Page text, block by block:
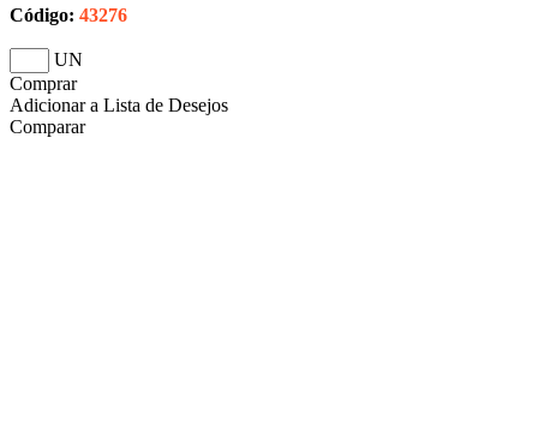
Código: 43276
UN
Comprar
Adicionar a Lista de Desejos
Comparar